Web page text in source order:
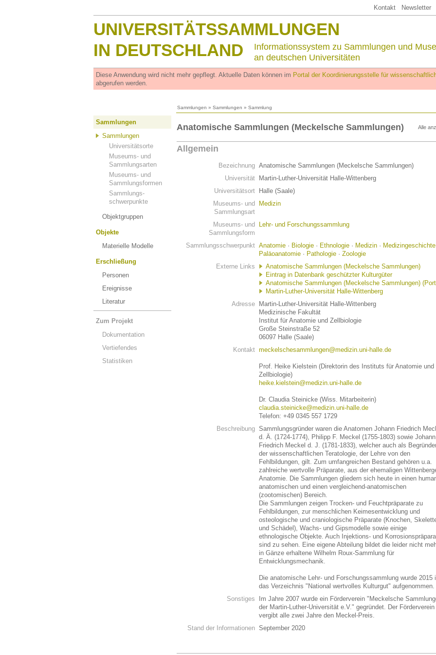
Kontakt Newsletter
UNIVERSITÄTSSAMMLUNGEN
IN DEUTSCHLAND
Informationssystem zu Sammlungen und
an deutschen Universitäten
Diese Anwendung wird nicht mehr gepflegt. Aktuelle Daten können im Portal der Koordinierungsstelle für
abgerufen werden.
Sammlungen » Sammlungen » Sammlung
Sammlungen
Sammlungen
Universitätsorte
Museums- und
Sammlungsarten
Museums- und
Sammlungsformen
Sammlungs-
schwerpunkte
Objektgruppen
Objekte
Materielle Modelle
Erschließung
Personen
Ereignisse
Literatur
Zum Projekt
Dokumentation
Vertiefendes
Statistiken
Alle
Anatomische Sammlungen (Meckelsche Sammlungen)
Allgemein
Bezeichnung Anatomische Sammlungen (Meckelsche Sammlungen)
Universität
Martin-Luther-Universität Halle-Wittenberg
Universitätsort
Halle (Saale)
Museums- und
Sammlungsart
Medizin
Museums- und
Sammlungsform
Lehr- und Forschungssammlung
Sammlungsschwerpunkt Anatomie · Biologie · Ethnologie · Medizin · Medizingeschichte
Paläoanatomie · Pathologie · Zoologie
Externe Links
Anatomische Sammlungen (Meckelsche Sammlungen)
Eintrag in Datenbank geschützter Kulturgüter
Anatomische Sammlungen (Meckelsche Sammlungen)
Martin-Luther-Universität Halle-Wittenberg
Adresse
Martin-Luther-Universität Halle-Wittenberg
Medizinische Fakultät
Institut für Anatomie und Zellbiologie
Große Steinstraße 52
06097 Halle (Saale)
Kontakt meckelschesammlungen@medizin.uni-halle.de
Prof. Heike Kielstein (Direktorin des Instituts für Anatomie und
Zellbiologie)
heike.kielstein@medizin.uni-halle.de
Dr. Claudia Steinicke (Wiss. Mitarbeiterin)
claudia.steinicke@medizin.uni-halle.de
Telefon: +49 0345 557 1729
Beschreibung Sammlungsgründer waren die Anatomen Johann Friedrich
d. Ä. (1724-1774), Philipp F. Meckel (1755-1803) sowie Johann
Friedrich Meckel d. J. (1781-1833), welcher auch als
der wissenschaftlichen Teratologie, der Lehre von den
Fehlbildungen, gilt. Zum umfangreichen Bestand gehören u.a.
zahlreiche wertvolle Präparate, aus der ehemaligen
Anatomie. Die Sammlungen gliedern sich heute in einen
anatomischen und einen vergleichend-anatomischen
(zootomischen) Bereich.
Die Sammlungen zeigen Trocken- und Feuchtpräparate zu
Fehlbildungen, zur menschlichen Keimesentwicklung und
osteologische und craniologische Präparate (Knochen,
und Schädel), Wachs- und Gipsmodelle sowie einige
ethnologische Objekte. Auch Injektions- und
sind zu sehen. Eine eigene Abteilung bildet die leider nicht
in Gänze erhaltene Wilhelm Roux-Sammlung für
Entwicklungsmechanik.
Die anatomische Lehr- und Forschungssammlung wurde 2015
das Verzeichnis "National wertvolles Kulturgut" aufgenommen.
Sonstiges
Im Jahre 2007 wurde ein Förderverein "Meckelsche
der Martin-Luther-Universität e.V." gegründet. Der Förderverein
vergibt alle zwei Jahre den Meckel-Preis.
Stand der Informationen September 2020